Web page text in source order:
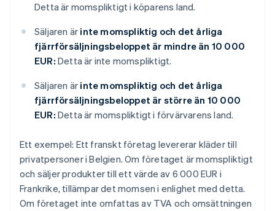
Detta är momspliktigt i köparens land.
Säljaren är inte momspliktig och det årliga
fjärrförsäljningsbeloppet är mindre än 10 000
EUR: Detta är inte momspliktigt.
Säljaren är inte momspliktig och det årliga
fjärrförsäljningsbeloppet är större än 10 000
EUR: Detta är momspliktigt i förvärvarens land.
Ett exempel: Ett franskt företag levererar kläder till
privatpersoner i Belgien. Om företaget är momspliktigt
och säljer produkter till ett värde av 6 000 EUR i
Frankrike, tillämpar det momsen i enlighet med detta.
Om företaget inte omfattas av TVA och omsättningen